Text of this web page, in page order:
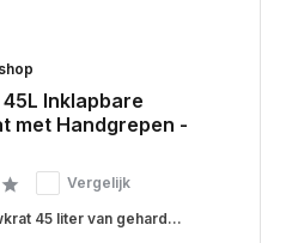
45L Inklapbare
met Handgrepen -
Vergelijk
45 liter van gehard...